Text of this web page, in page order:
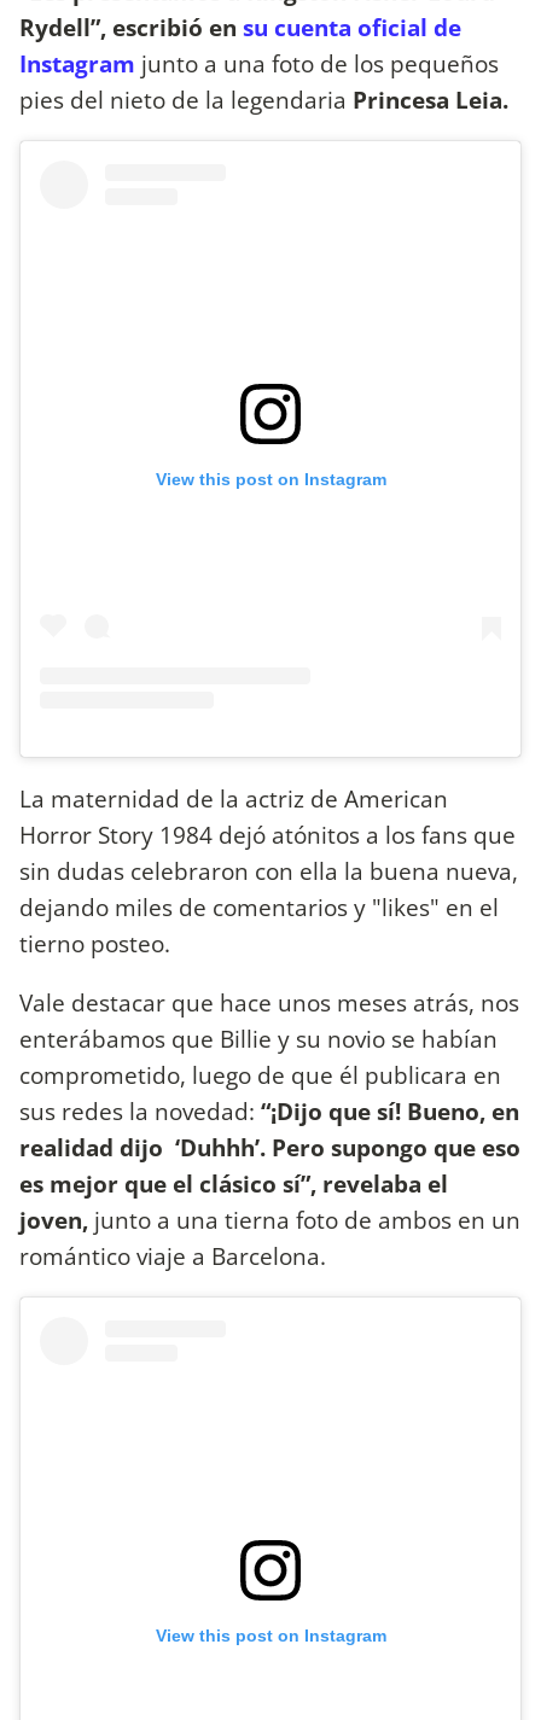
Rydell”, escribió en su cuenta oficial de
Instagram junto a una foto de los pequeños
pies del nieto de la legendaria Princesa Leia.
View this post on Instagram
La maternidad de la actriz de American
Horror Story 1984 dejó atónitos a los fans que
sin dudas celebraron con ella la buena nueva,
dejando miles de comentarios y "likes" en el
tierno posteo.
Vale destacar que hace unos meses atrás, nos
enterábamos que Billie y su novio se habían
comprometido, luego de que él publicara en
sus redes la novedad: “¡Dijo que sí! Bueno, en
realidad dijo ‘Duhhh’. Pero supongo que eso
es mejor que el clásico sí”, revelaba el
joven, junto a una tierna foto de ambos en un
romántico viaje a Barcelona.
View this post on Instagram